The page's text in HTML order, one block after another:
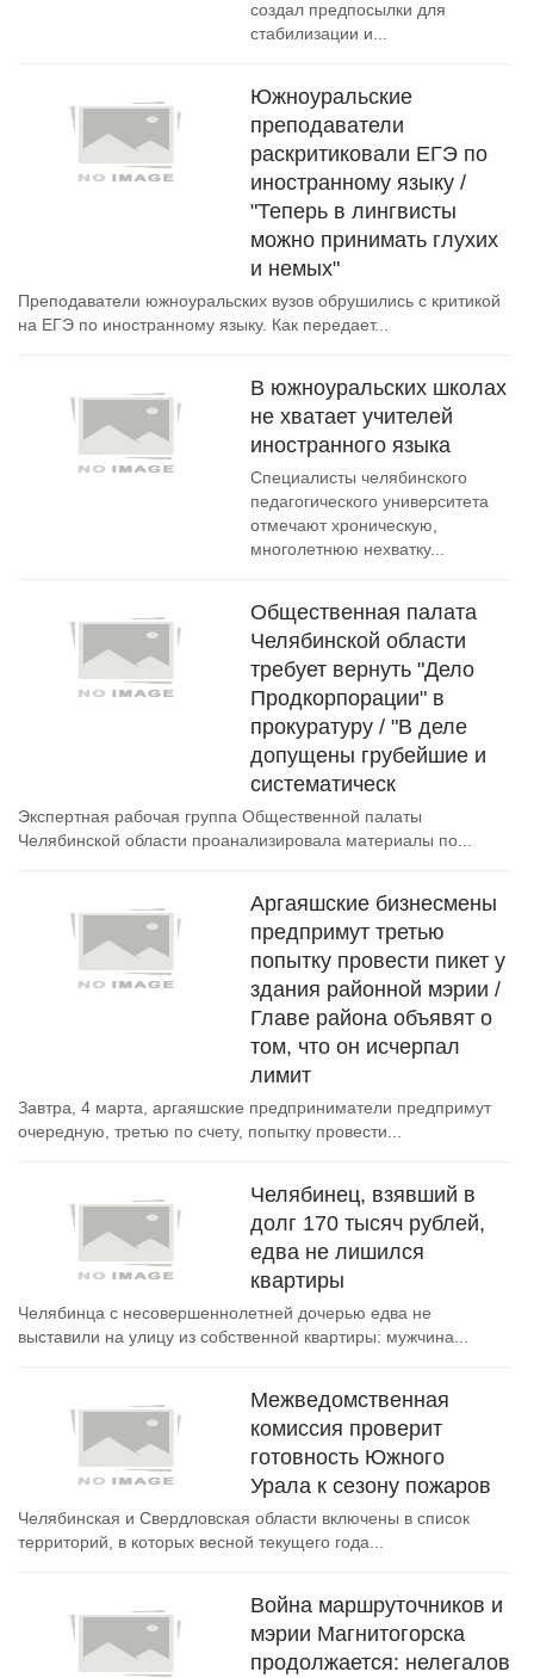
создал предпосылки для
стабилизации и...
Южноуральские
преподаватели
раскритиковали ЕГЭ по
иностранному языку /
"Теперь в лингвисты
можно принимать глухих
и немых"
Преподаватели южноуральских вузов обрушились с критикой
на ЕГЭ по иностранному языку. Как передает...
В южноуральских школах
не хватает учителей
иностранного языка
Специалисты челябинского
педагогического университета
отмечают хроническую,
многолетнюю нехватку...
Общественная палата
Челябинской области
требует вернуть "Дело
Продкорпорации" в
прокуратуру / "В деле
допущены грубейшие и
систематическ
Экспертная рабочая группа Общественной палаты
Челябинской области проанализировала материалы по...
Аргаяшские бизнесмены
предпримут третью
попытку провести пикет у
здания районной мэрии /
Главе района объявят о
том, что он исчерпал
лимит
Завтра, 4 марта, аргаяшские предприниматели предпримут
очередную, третью по счету, попытку провести...
Челябинец, взявший в
долг 170 тысяч рублей,
едва не лишился
квартиры
Челябинца с несовершеннолетней дочерью едва не
выставили на улицу из собственной квартиры: мужчина...
Межведомственная
комиссия проверит
готовность Южного
Урала к сезону пожаров
Челябинская и Свердловская области включены в список
территорий, в которых весной текущего года...
Война маршруточников и
мэрии Магнитогорска
продолжается: нелегалов